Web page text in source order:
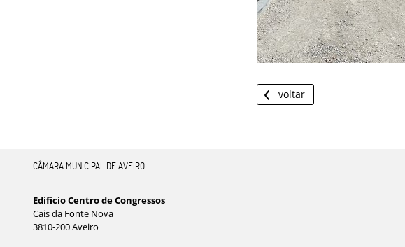
voltar
CÂMARA MUNICIPAL DE AVEIRO
Edifício Centro de Congressos
Cais da Fonte Nova
3810-200 Aveiro